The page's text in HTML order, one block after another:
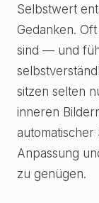
Selbstwert
Gedanken.
sind — und
sitzen selten
inneren
Anpassung
zu genügen.